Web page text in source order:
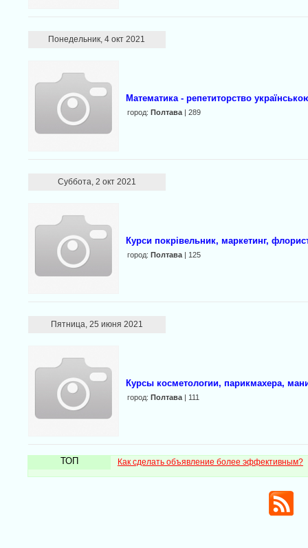
Понедельник, 4 окт 2021
Математика - репетиторство
город: Полтава| 289
Суббота, 2 окт 2021
Курси покрівельник, маркетинг,
город: Полтава| 125
Пятница, 25 июня 2021
Курсы косметологии, парикмахера,
город: Полтава| 111
ТОП Как сделать объявление более эффективным?